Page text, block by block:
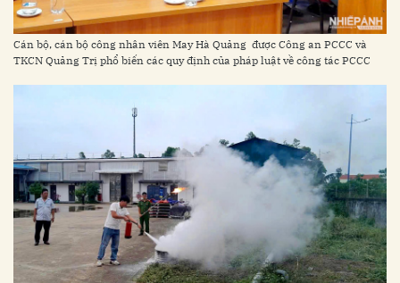
Cán bộ, cán bộ công nhân viên May Hà Quảng được Công an PCCC và
TKCN Quảng Trị phổ biến các quy định của pháp luật về công tác PCCC